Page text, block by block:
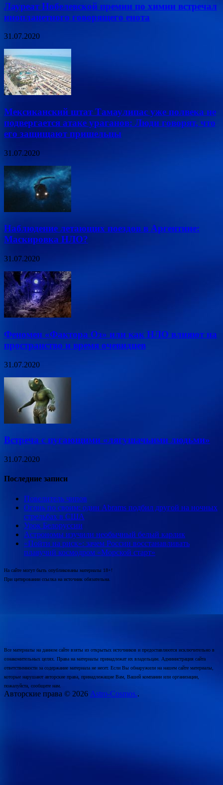
Лауреат Нобелевской премии по химии встречал
инопланетного говорящего енота
31.07.2020
Мексиканский штат Тамаулипас уже полвека не
подвергается атаке ураганов: Люди говорят, что
его защищают пришельцы
31.07.2020
Наблюдение летающих поездов в Аргентине:
Маскировка НЛО?
31.07.2020
Феномен «Фактора Оз» или как НЛО влияют на
пространство и время очевидцев
31.07.2020
Встреча с пугающими «лягушачьими людьми»
31.07.2020
Последние записи
Повелитель чипов
Огонь по своим: один Abrams подбил другой на ночных
стрельбах в США
Урок Белоруссии
Астрономы изучили необычный белый карлик
«Пойти на риск»: зачем России восстанавливать
плавучий космодром «Морской старт»
На сайте могут быть опубликованы материалы 18+!
При цитировании ссылка на источник обязательна.
Все материалы на данном сайте взяты из открытых источников и предоставляются исключительно в
ознакомительных целях. Права на материалы принадлежат их владельцам. Администрация сайта
ответственности за содержание материала не несет. Если Вы обнаружили на нашем сайте материалы,
которые нарушают авторские права, принадлежащие Вам, Вашей компании или организации,
пожалуйста, сообщите нам.
Авторские права © 2026 Astro-Cosmos..